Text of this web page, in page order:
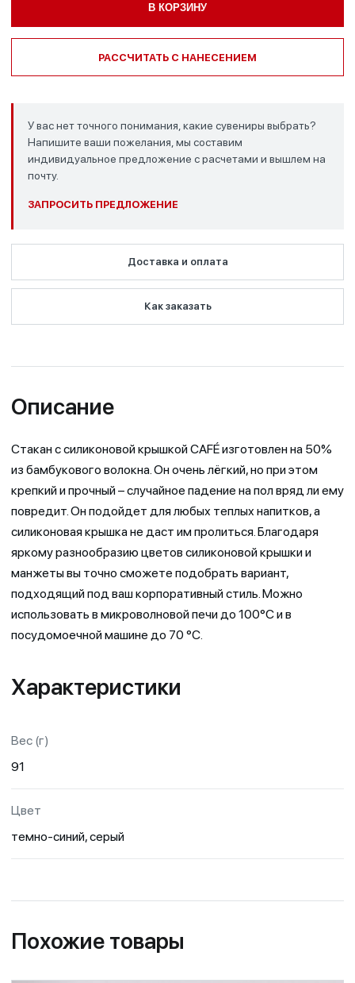
В КОРЗИНУ
РАССЧИТАТЬ С НАНЕСЕНИЕМ
У вас нет точного понимания, какие сувениры выбрать?
Напишите ваши пожелания, мы составим
индивидуальное предложение с расчетами и вышлем на
почту.
ЗАПРОСИТЬ ПРЕДЛОЖЕНИЕ
Доставка и оплата
Как заказать
Описание
Стакан с силиконовой крышкой CAFÉ изготовлен на 50%
из бамбукового волокна. Он очень лёгкий, но при этом
крепкий и прочный – случайное падение на пол вряд ли ему
повредит. Он подойдет для любых теплых напитков, а
силиконовая крышка не даст им пролиться. Благодаря
яркому разнообразию цветов силиконовой крышки и
манжеты вы точно сможете подобрать вариант,
подходящий под ваш корпоративный стиль. Можно
использовать в микроволновой печи до 100°C и в
посудомоечной машине до 70 °C.
Характеристики
Вес (г)
91
Цвет
темно-синий, серый
Похожие товары